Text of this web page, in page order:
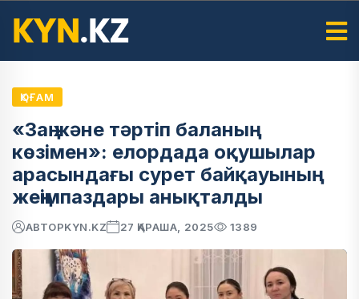
ҚОҒАМ
«Заң және тәртіп баланың
көзімен»: елордада оқушылар
арасындағы сурет байқауының
жеңімпаздары анықталды
АВТОРKYN.KZ 27 ҚАРАША, 2025 1389